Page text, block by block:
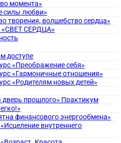
момента»
силы любви»
творения, волшебство сердца»
«СВЕТ СЕРДЦА»
доступе
«Преображение себя»
«Гармоничные отношения»
«Родителям новых детей»
прошлого» Практикум
финансового энергообмена»
внутреннего